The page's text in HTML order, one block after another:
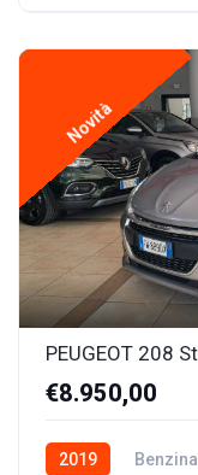
Novità
€8.950,00
2019 Benzina